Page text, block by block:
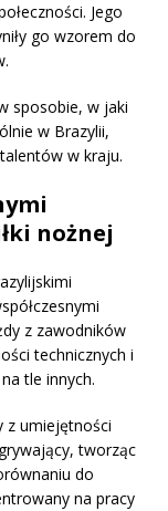
Jego
go wzorem do
sposobie, w jaki
w Brazylii,
w kraju.
nożnej
z zawodników
technicznych i
tle innych.
z umiejętności
tworząc
do
na pracy